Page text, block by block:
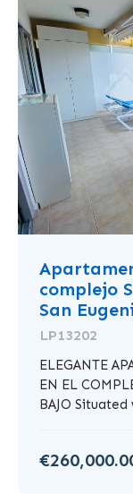
complejo
San
LP13202
ELEGANTE
EN EL
BAJO